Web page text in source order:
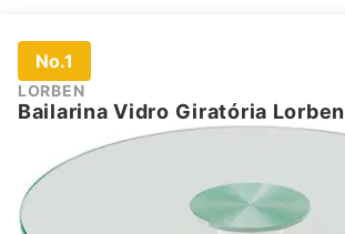
No.1
LORBEN
Bailarina Vidro Giratória Lorben